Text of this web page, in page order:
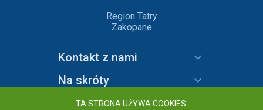
Region Tatry
Zakopane
Kontakt z nami
Na skróty
Informacje
TA STRONA UŻYWA COOKIES.